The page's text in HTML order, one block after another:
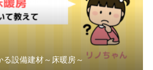
設備建材～床暖房～